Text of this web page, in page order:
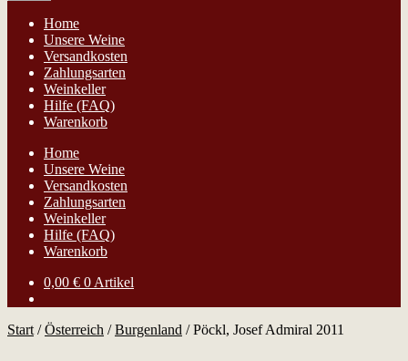
Home
Unsere Weine
Versandkosten
Zahlungsarten
Weinkeller
Hilfe (FAQ)
Warenkorb
Home
Unsere Weine
Versandkosten
Zahlungsarten
Weinkeller
Hilfe (FAQ)
Warenkorb
0,00 € 0 Artikel
Start /Österreich /Burgenland /Pöckl, Josef Admiral 2011